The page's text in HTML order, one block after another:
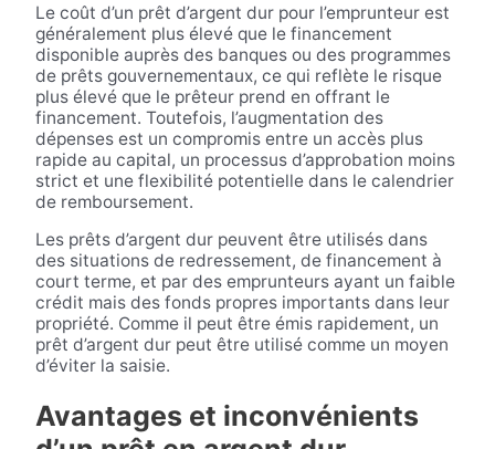
Le coût d’un prêt d’argent dur pour l’emprunteur est
généralement plus élevé que le financement
disponible auprès des banques ou des programmes
de prêts gouvernementaux, ce qui reflète le risque
plus élevé que le prêteur prend en offrant le
financement. Toutefois, l’augmentation des
dépenses est un compromis entre un accès plus
rapide au capital, un processus d’approbation moins
strict et une flexibilité potentielle dans le calendrier
de remboursement.
Les prêts d’argent dur peuvent être utilisés dans
des situations de redressement, de financement à
court terme, et par des emprunteurs ayant un faible
crédit mais des fonds propres importants dans leur
propriété. Comme il peut être émis rapidement, un
prêt d’argent dur peut être utilisé comme un moyen
d’éviter la saisie.
Avantages et inconvénients